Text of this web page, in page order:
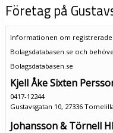
Företag på
Informationen om
Bolagsdatabasen.se och
Bolagsdatabasen.se
Kjell Åke Sixten
0417-12244
Gustavsgatan 10, 27336
Johansson & Törnell